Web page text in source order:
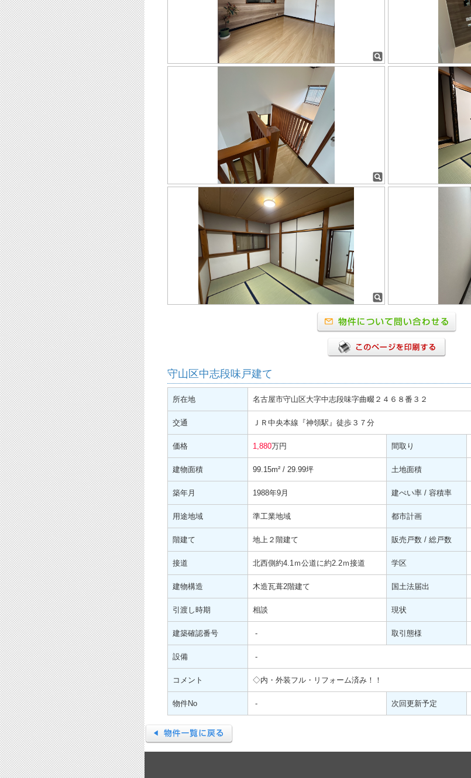
守山区中志段味戸建て
所在地 名古屋市守山区大字中志段味字曲畷２４６８番３２
交通 ＪＲ中央本線『神領駅』徒歩３７分
価格 1,880万円 間取り
建物面積 99.15m² / 29.99坪 土地面積
築年月 1988年9月 建ぺい率 / 容積率
用途地域 準工業地域 都市計画
階建て 地上２階建て 販売戸数 / 総戸数
接道 北西側約4.1ｍ公道に約2.2ｍ接道 学区
建物構造 木造瓦葺2階建て 国土法届出
引渡し時期 相談 現状
建築確認番号 - 取引態様
設備 -
コメント ◇内・外装フル・リフォーム済み！！
物件No - 次回更新予定